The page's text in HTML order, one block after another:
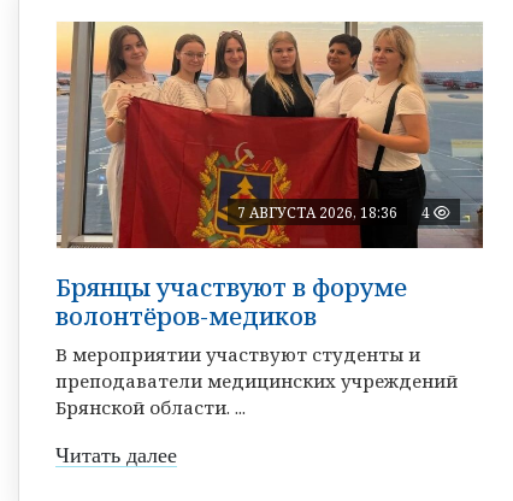
7 АВГУСТА 2026, 18:36 4
Брянцы участвуют в форуме
волонтёров-медиков
В мероприятии участвуют студенты и
преподаватели медицинских учреждений
Брянской области. ...
Читать далее